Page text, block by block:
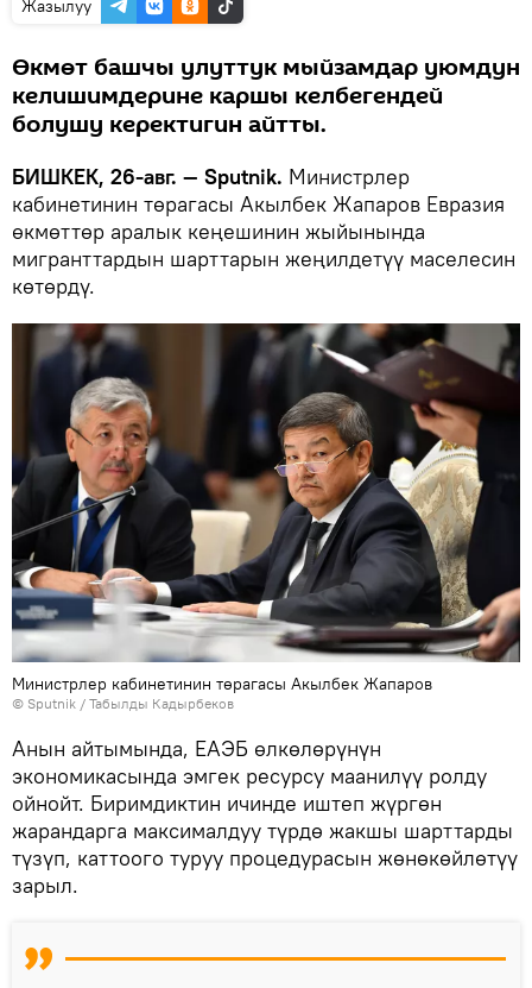
Жазылуу
Өкмөт башчы улуттук мыйзамдар уюмдун
келишимдерине каршы келбегендей
болушу керектигин айтты.
БИШКЕК, 26-авг. — Sputnik. Министрлер
кабинетинин төрагасы Акылбек Жапаров Евразия
өкмөттөр аралык кеңешинин жыйынында
мигранттардын шарттарын жеңилдетүү маселесин
көтөрдү.
Министрлер кабинетинин төрагасы Акылбек Жапаров
© Sputnik / Табылды Кадырбеков
Анын айтымында, ЕАЭБ өлкөлөрүнүн
экономикасында эмгек ресурсу маанилүү ролду
ойнойт. Биримдиктин ичинде иштеп жүргөн
жарандарга максималдуу түрдө жакшы шарттарды
түзүп, каттоого туруу процедурасын жөнөкөйлөтүү
зарыл.